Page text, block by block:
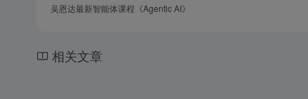
吴恩达最新智能体课程《Agentic AI》
相关文章